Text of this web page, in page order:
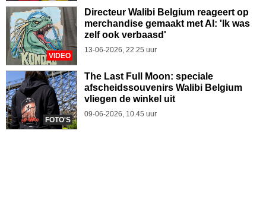
VIDEO
Directeur Walibi Belgium reageert op
merchandise gemaakt met AI: 'Ik was
zelf ook verbaasd'
13-06-2026, 22.25 uur
FOTO'S
The Last Full Moon: speciale
afscheidssouvenirs Walibi Belgium
vliegen de winkel uit
09-06-2026, 10.45 uur